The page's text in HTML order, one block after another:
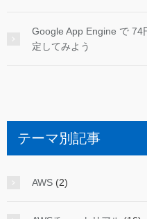
Google App Engine で 74
定してみよう
テーマ別記事
AWS (2)